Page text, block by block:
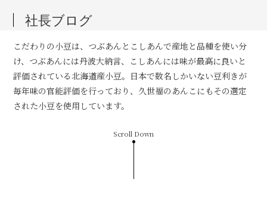
社長ブログ
こだわりの小豆は、つぶあんとこしあんで産地と品種を使い分
け、つぶあんには丹波大納言、こしあんには味が最高に良いと
評価されている北海道産小豆。日本で数名しかいない豆利きが
毎年味の官能評価を行っており、久世福のあんこにもその選定
された小豆を使用しています。
Scroll Down